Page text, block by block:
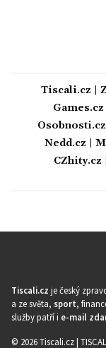
Tiscali.cz
Games.cz
Osobnosti.cz
Nedd.cz
CZhity.cz
Tiscali.cz je český
a ze světa, sport,
služby patří i e-mail
© 2026 Tiscali.cz |